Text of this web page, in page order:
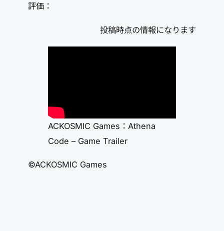
評価：
投稿時点の情報になります
ACKOSMIC Games：Athena
Code – Game Trailer
©ACKOSMIC Games